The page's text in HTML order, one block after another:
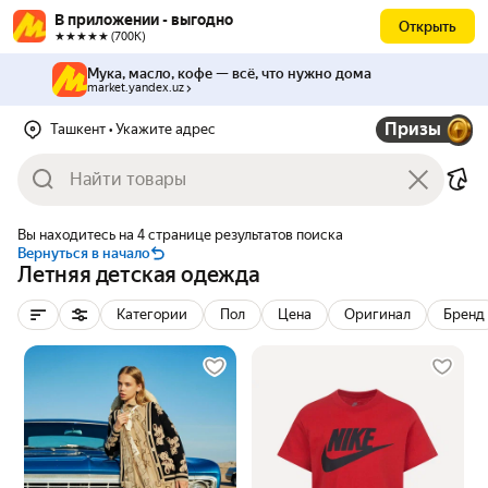
В приложении - выгодно
★★★★★ (700К)
Открыть
Мука, масло, кофе — всё, что нужно дома
market.yandex.uz
Ташкент • Укажите адрес Призы
Вы находитесь на 4 странице результатов поиска
Вернуться в начало
Летняя детская одежда
Категории Пол Цена Оригинал Бренд